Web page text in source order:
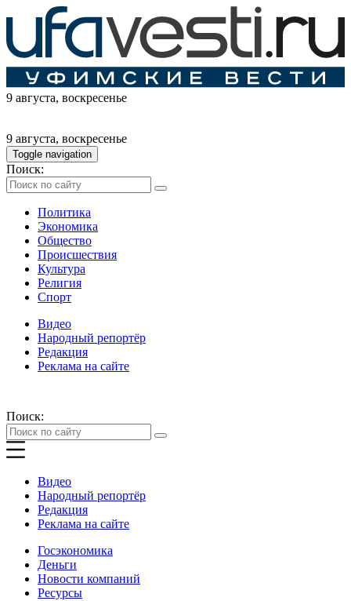
9 августа, воскресенье
9 августа, воскресенье
Toggle navigation
Поиск:
Политика
Экономика
Общество
Происшествия
Культура
Религия
Спорт
Видео
Народный репортёр
Редакция
Реклама на сайте
Поиск:
Видео
Народный репортёр
Редакция
Реклама на сайте
Госэкономика
Деньги
Новости компаний
Ресурсы